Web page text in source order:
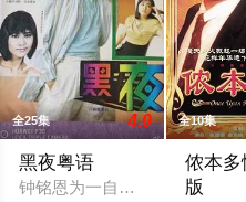
全25集 4.0
黑夜粤语
钟铭恩为一自食其力的帮办，
全10集
侬本
版